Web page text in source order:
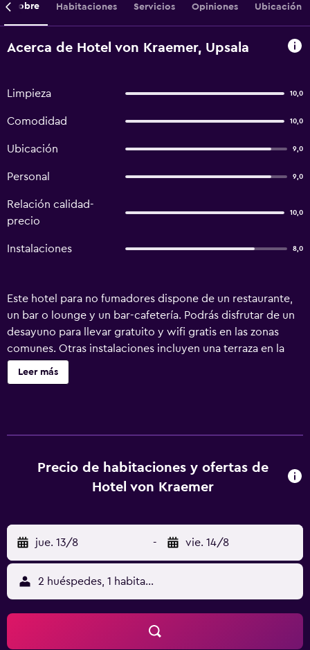
Sobre Habitaciones Servicios Opiniones Ubicación
Acerca de Hotel von Kraemer, Upsala
Limpieza 10,0
Comodidad 10,0
Ubicación 9,0
Personal 9,0
Relación calidad-
precio
10,0
Instalaciones 8,0
Este hotel para no fumadores dispone de un restaurante,
un bar o lounge y un bar-cafetería. Podrás disfrutar de un
desayuno para llevar gratuito y wifi gratis en las zonas
comunes. Otras instalaciones incluyen una terraza en la
azotea, una cafetería y aparcamiento sin asistencia. Se
ofrece un servicio de limpieza a petición. Hotel von
con ducha. Este hotel en Uppsala ofrece acceso a Internet
wifi gratis. Se ofrece servicio de limpieza a petición. Los
ocio y esparcimiento que se indican más abajo en las
instalaciones o cerca del alojamiento (es posible que se
aplique un recargo).
Leer más
Precio de habitaciones y ofertas de
Hotel von Kraemer
jue. 13/8 - vie. 14/8
2 huéspedes, 1 habitación